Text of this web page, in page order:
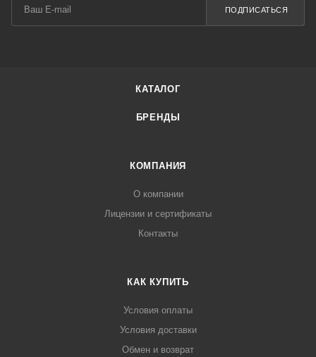
ПОДПИСАТЬСЯ
КАТАЛОГ
БРЕНДЫ
КОМПАНИЯ
О компании
Лицензии и сертификаты
Контакты
КАК КУПИТЬ
Условия оплаты
Условия доставки
Обмен и возврат